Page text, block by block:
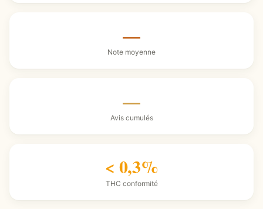
—
Note moyenne
—
Avis cumulés
< 0,3%
THC conformité